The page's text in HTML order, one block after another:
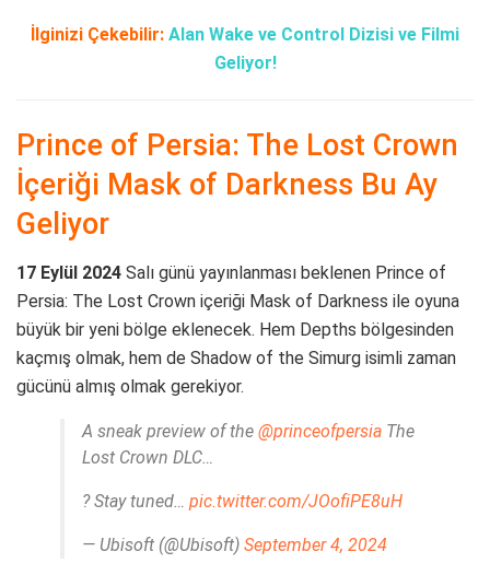
İlginizi Çekebilir: Alan Wake ve Control Dizisi ve Filmi
Geliyor!
Prince of Persia: The Lost Crown
İçeriği Mask of Darkness Bu Ay
Geliyor
17 Eylül 2024 Salı günü yayınlanması beklenen Prince of
Persia: The Lost Crown içeriği Mask of Darkness ile oyuna
büyük bir yeni bölge eklenecek. Hem Depths bölgesinden
kaçmış olmak, hem de Shadow of the Simurg isimli zaman
gücünü almış olmak gerekiyor.
A sneak preview of the @princeofpersia The
Lost Crown DLC…
? Stay tuned… pic.twitter.com/JOofiPE8uH
— Ubisoft (@Ubisoft) September 4, 2024